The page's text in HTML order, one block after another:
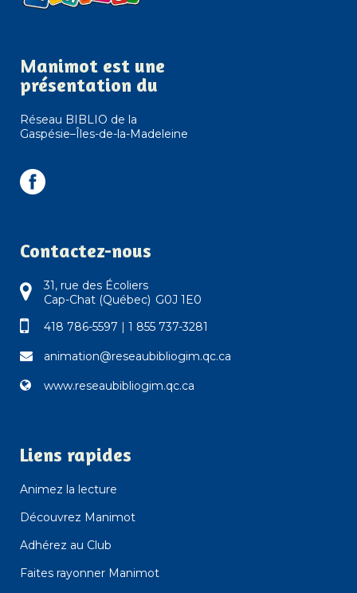
Manimot est une
présentation du
Réseau BIBLIO de la
Gaspésie–Îles-de-la-Madeleine
Contactez-nous
31, rue des Écoliers
Cap-Chat (Québec) G0J 1E0
418 786-5597 | 1 855 737-3281
animation@reseaubibliogim.qc.ca
www.reseaubibliogim.qc.ca
Liens rapides
Animez la lecture
Découvrez Manimot
Adhérez au Club
Faites rayonner Manimot